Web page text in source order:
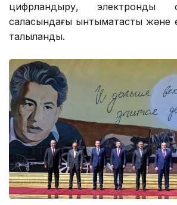
цифрландыру, электрондық
саласындағы ынтымақтастық және
талқыланды.